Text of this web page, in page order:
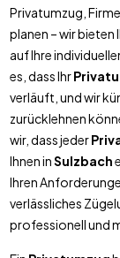
Privatumzug,
planen – wir
auf Ihre
es, dass Ihr
verläuft, und wir
zurücklehnen
wir, dass jeder
Ihnen inSulzbach
Ihren
verlässliches
professionell und